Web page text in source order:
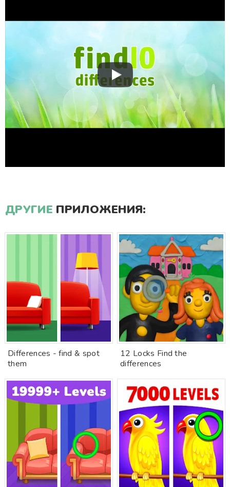
ДРУГИЕ ПРИЛОЖЕНИЯ:
Differences - find & spot
them
12 Locks Find the
differences